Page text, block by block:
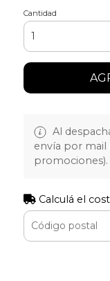
Cantidad
Al
envía por mail
promociones).
Calculá el